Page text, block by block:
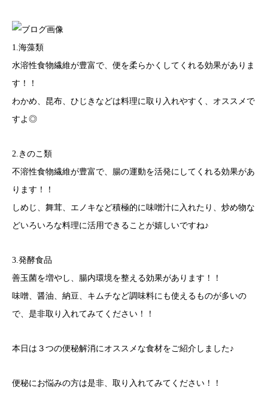
1.海藻類
水溶性食物繊維が豊富で、便を柔らかくしてくれる効果がありま
す！！
わかめ、昆布、ひじきなどは料理に取り入れやすく、オススメで
すよ◎
2.きのこ類
不溶性食物繊維が豊富で、腸の運動を活発にしてくれる効果があ
ります！！
しめじ、舞茸、エノキなど積極的に味噌汁に入れたり、炒め物な
どいろいろな料理に活用できることが嬉しいですね♪
3.発酵食品
善玉菌を増やし、腸内環境を整える効果があります！！
味噌、醤油、納豆、キムチなど調味料にも使えるものが多いの
で、是非取り入れてみてください！！
本日は３つの便秘解消にオススメな食材をご紹介しました♪
便秘にお悩みの方は是非、取り入れてみてください！！